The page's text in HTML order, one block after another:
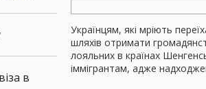
Українцям, які мріють
шляхів отримати
лояльних в країнах
іммігрантам, адже
в